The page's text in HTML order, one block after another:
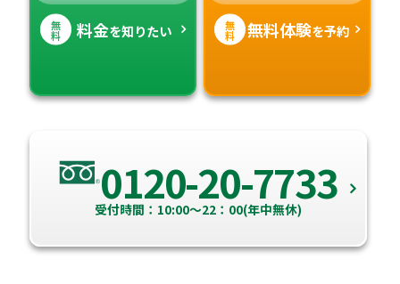
無
料 料金を知りたい 無
料 無料体験を予約
0120-20-7733
受付時間：10:00～22：00(年中無休)